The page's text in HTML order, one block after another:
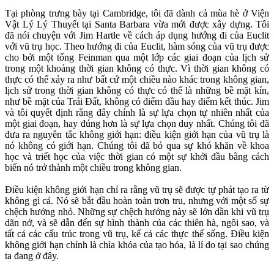
Tại phòng trưng bày tại Cambridge, tôi đã dành cả mùa hè ở Viện
Vật Lý Lý Thuyết tại Santa Barbara vừa mới được xây dựng. Tôi
đã nói chuyện với Jim Hartle về cách áp dụng hướng đi của Euclit
với vũ trụ học. Theo hướng đi của Euclit, hàm sóng của vũ trụ được
cho bởi một tổng Feinman qua một lớp các giai đoạn của lịch sử
trong một khoảng thời gian không có thực. Vì thời gian không có
thực có thể xảy ra như bất cứ một chiều nào khác trong không gian,
lịch sử trong thời gian không có thực có thể là những bề mặt kín,
như bề mặt của Trái Đất, không có điểm đầu hay điểm kết thúc. Jim
và tôi quyết định rằng đây chính là sự lựa chọn tự nhiên nhất của
một giai đoạn, hay đúng hơn là sự lựa chọn duy nhất. Chúng tôi đã
đưa ra nguyên tắc không giới hạn: điều kiện giới hạn của vũ trụ là
nó không có giới hạn. Chúng tôi đã bỏ qua sự khó khăn về khoa
học và triết học của việc thời gian có một sự khởi đầu bằng cách
biến nó trở thành một chiều trong không gian.
Điều kiện không giới hạn chỉ ra rằng vũ trụ sẽ được tự phát tạo ra từ
không gì cả. Nó sẽ bắt đầu hoàn toàn trơn tru, nhưng với một số sự
chệch hướng nhỏ. Những sự chệch hướng này sẽ lớn dần khi vũ trụ
dãn nở, và sẽ dẫn đến sự hình thành của các thiên hà, ngôi sao, và
tất cả các cấu trúc trong vũ trụ, kể cả các thực thể sống. Điều kiện
không giới hạn chính là chìa khóa của tạo hóa, là lí do tại sao chúng
ta đang ở đây.